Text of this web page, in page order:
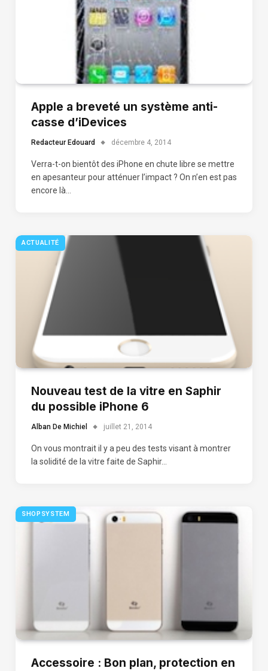
Apple a breveté un système anti-
casse d’iDevices
Redacteur Edouard décembre 4, 2014
Verra-t-on bientôt des iPhone en chute libre se mettre
en apesanteur pour atténuer l’impact ? On n’en est pas
encore là…
ACTUALITÉ
Nouveau test de la vitre en Saphir
du possible iPhone 6
Alban De Michiel juillet 21, 2014
On vous montrait il y a peu des tests visant à montrer
la solidité de la vitre faite de Saphir…
SHOPSYSTEM
Accessoire : Bon plan, protection en